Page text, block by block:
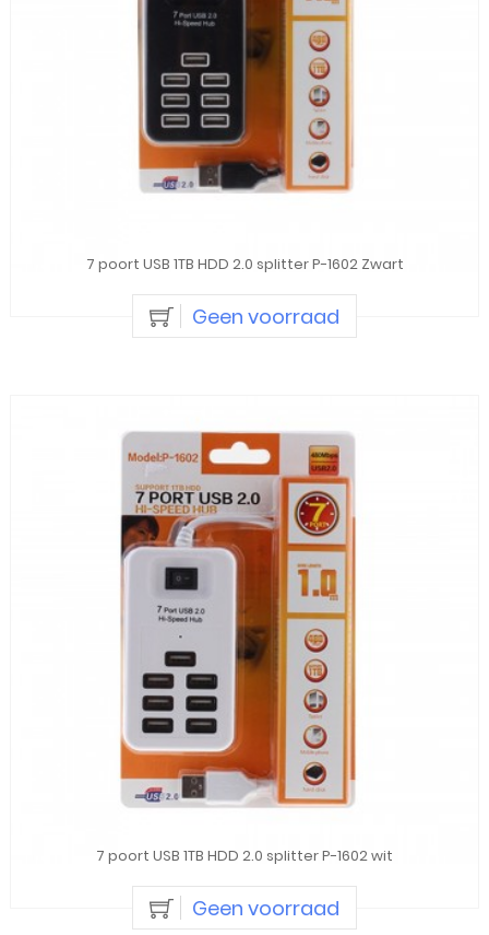
7 poort USB 1TB HDD 2.0 splitter P-1602 Zwart
Geen voorraad
7 poort USB 1TB HDD 2.0 splitter P-1602 wit
Geen voorraad